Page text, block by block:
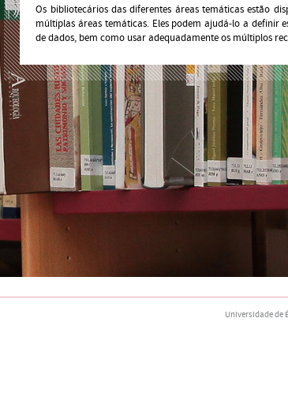
Os bibliotecários das diferentes áreas temáticas estão
múltiplas áreas temáticas. Eles podem ajudá-lo a definir
de dados, bem como usar adequadamente os múltiplos
Universidade de